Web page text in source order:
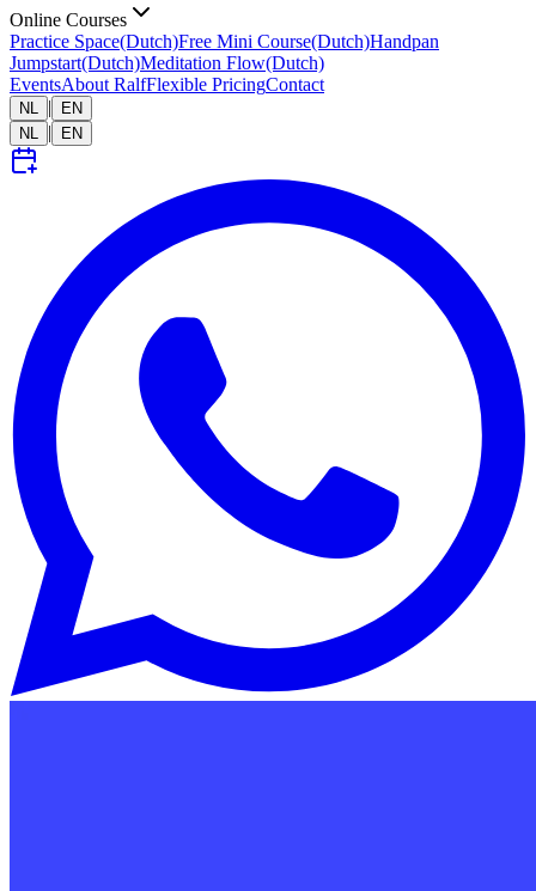
Online Courses
Practice Space(Dutch)Free Mini Course(Dutch)Handpan
Jumpstart(Dutch)Meditation Flow(Dutch)
EventsAbout RalfFlexible PricingContact
NL |
EN
NL | EN